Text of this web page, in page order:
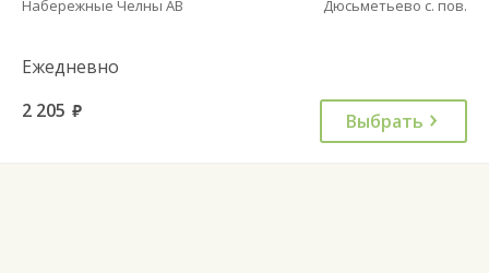
Набережные Челны АВ Дюсьметьево с. пов.
Ежедневно
2 205 руб. Выбрать